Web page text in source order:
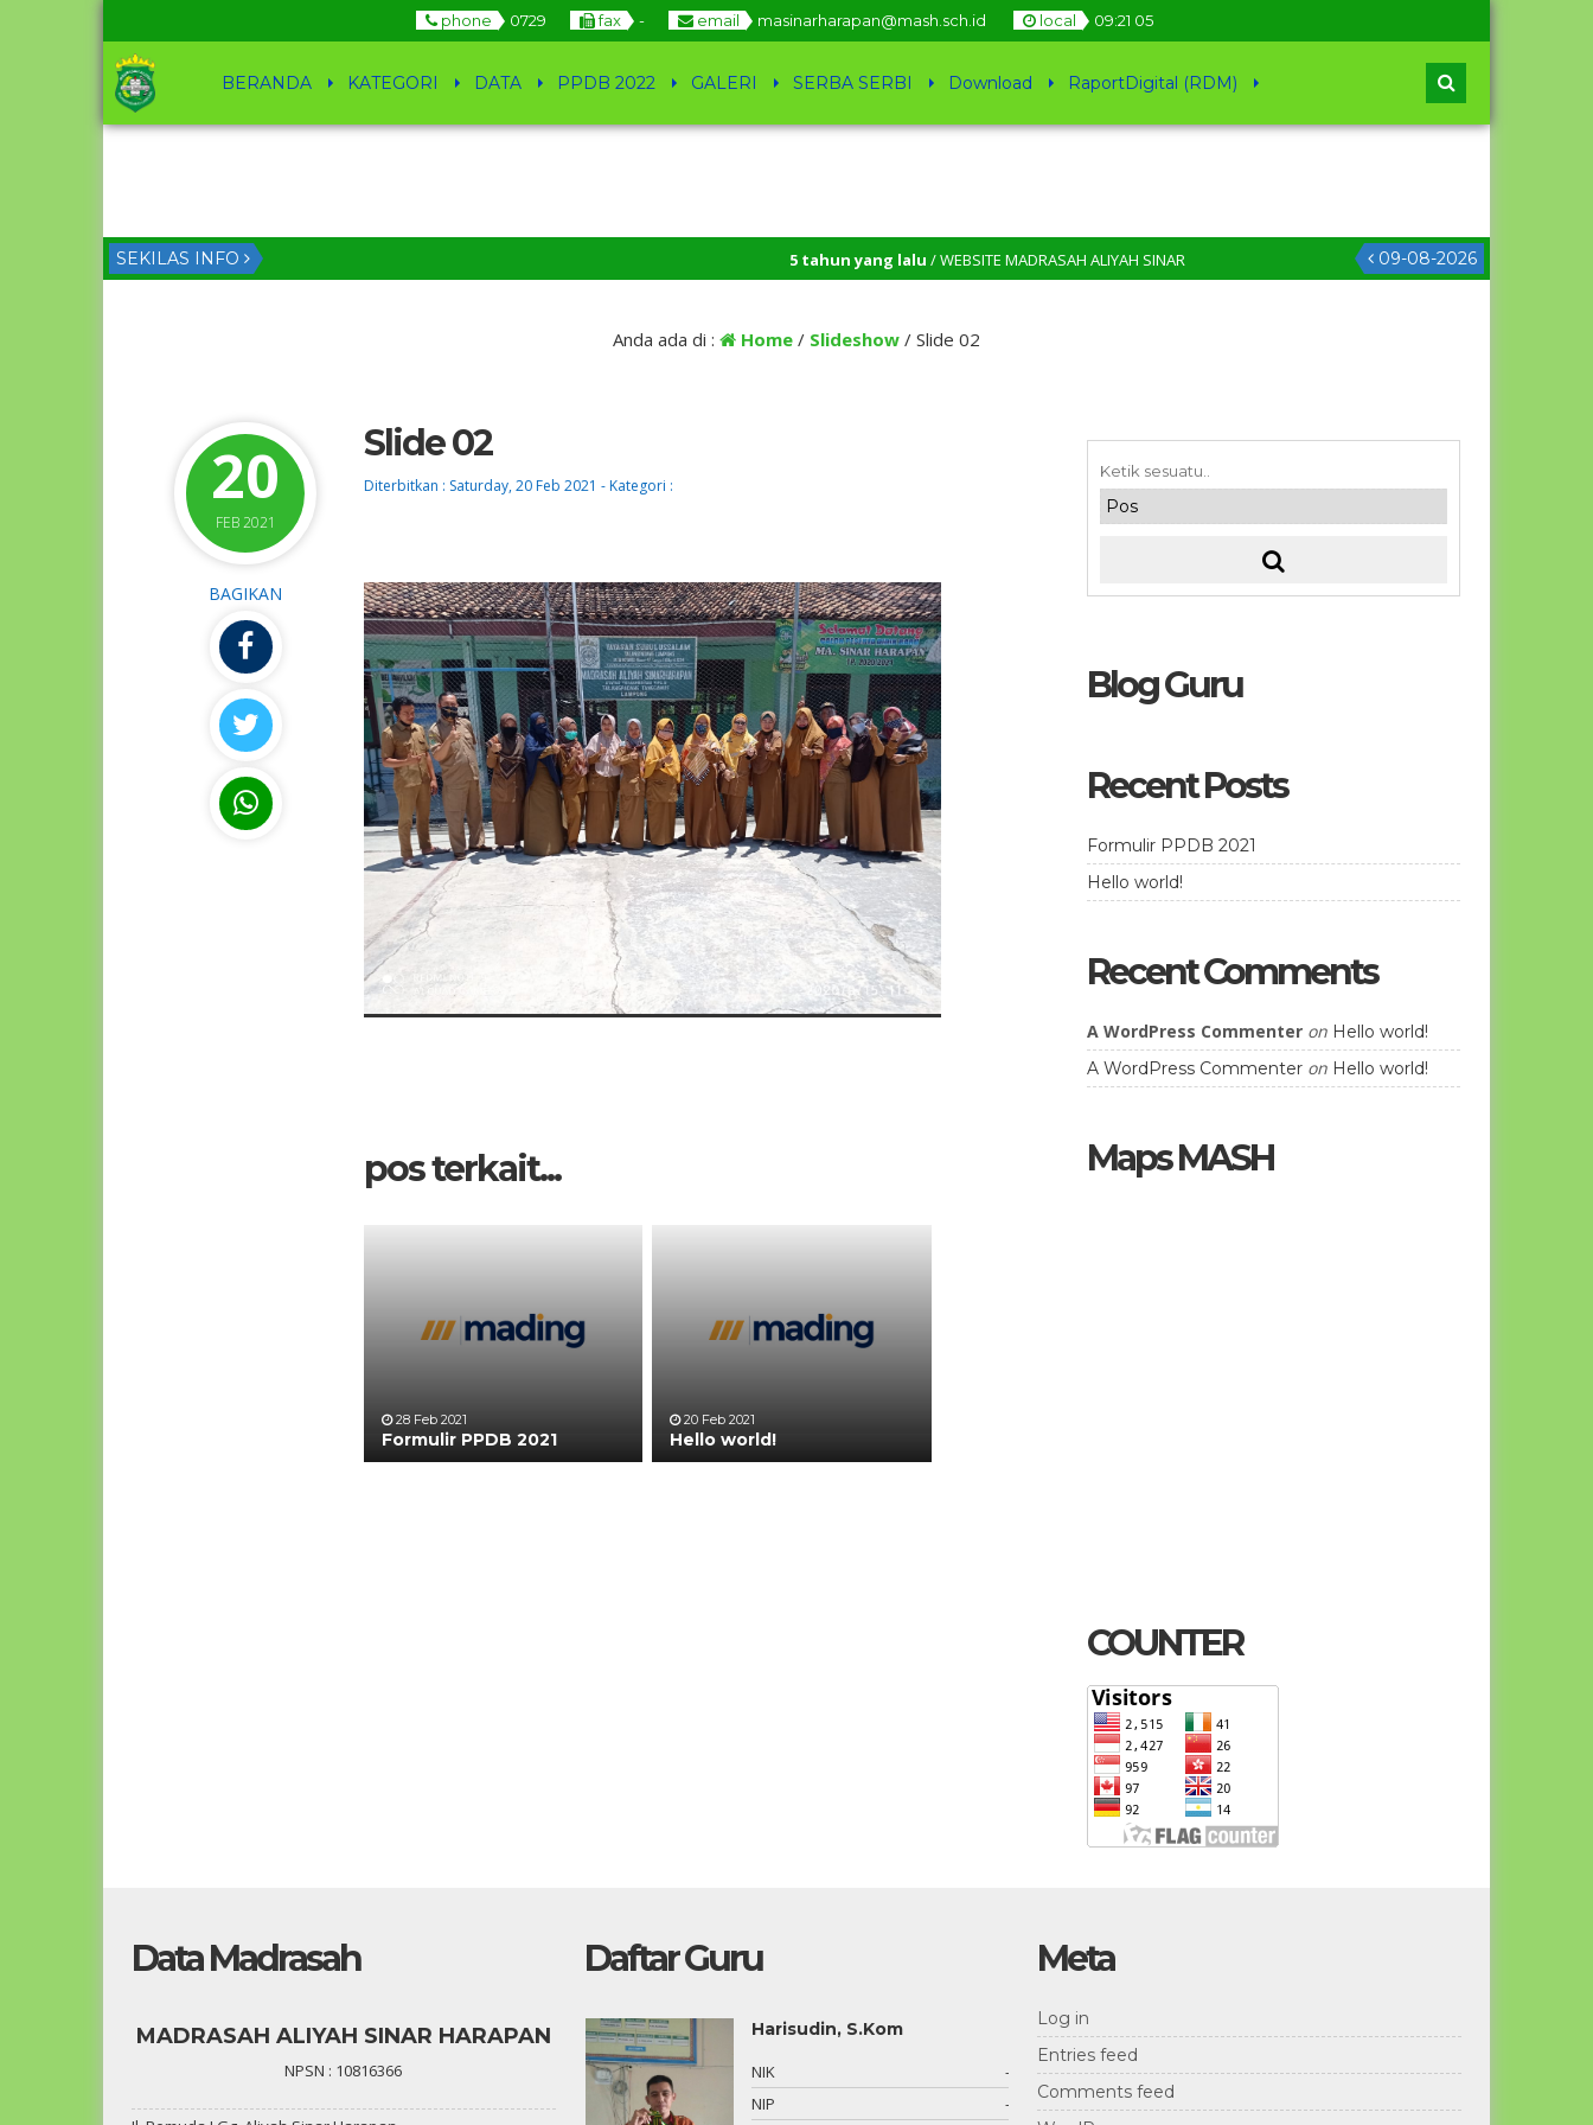
phone 0729 fax - email masinarharapan@mash.sch.id local 09:21 06
BERANDA KATEGORI DATA PPDB 2022 GALERI SERBA SERBI Download RaportDigital (RDM)
SEKILAS INFO 09-08-2026
5 tahun yang lalu/ WEBSITE MADRASAH ALIYAH SINAR
HARAPAN
Anda ada di : Home / Slideshow / Slide 02
20
FEB 2021
Slide 02
Diterbitkan : Saturday, 20 Feb 2021 - Kategori :
BAGIKAN
pos terkait...
28 Feb 2021
Formulir PPDB 2021
20 Feb 2021
Hello world!
Blog Guru
Recent Posts
Formulir PPDB 2021
Hello world!
Recent Comments
A WordPress Commenter on Hello world!
A WordPress Commenter on Hello world!
Maps MASH
COUNTER
Data Madrasah
MADRASAH ALIYAH SINAR HARAPAN
NPSN : 10816366
Daftar Guru
Taufik Silahuddin, S.Ag
NIK
NIP
Harisudin, S.Kom
NIK
-
NIP
-
NIK
1806022205770003
Meta
Log in
Entries feed
Comments feed